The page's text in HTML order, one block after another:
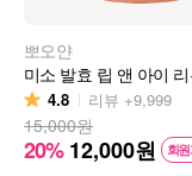
뽀오얀
미소 발효 립 앤 아이
4.8 리뷰 +9,999
15,000원
20% 12,000원 회